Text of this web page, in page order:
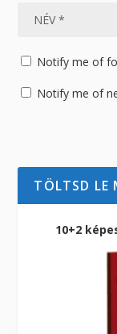
Notify me of
Notify me of
TÖLTSD LE
10+2